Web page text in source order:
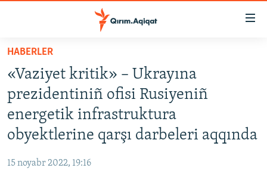
Esas
qaytmaq
Baş
navigatsiyağa
qaytmaq
Qıdıruvğa
SİYASET
İQTİSADİYAT
CEMİYET
HABERLER
«Vaziyet kritik» – Ukrayına
prezidentiniñ ofisi Rusiyeniñ
energetik infrastruktura
obyektlerine qarşı darbeleri aqqında
15 noyabr 2022, 19:16